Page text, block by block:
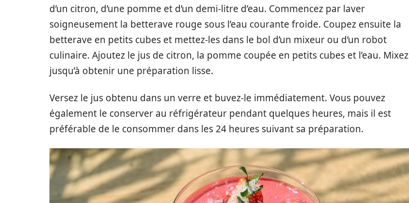
d’un citron, d’une pomme et d’un demi-litre d’eau. Commencez par laver
soigneusement la betterave rouge sous l’eau courante froide. Coupez ensuite la
betterave en petits cubes et mettez-les dans le bol d’un mixeur ou d’un robot
culinaire. Ajoutez le jus de citron, la pomme coupée en petits cubes et l’eau. Mixez
jusqu’à obtenir une préparation lisse.
Versez le jus obtenu dans un verre et buvez-le immédiatement. Vous pouvez
également le conserver au réfrigérateur pendant quelques heures, mais il est
préférable de le consommer dans les 24 heures suivant sa préparation.